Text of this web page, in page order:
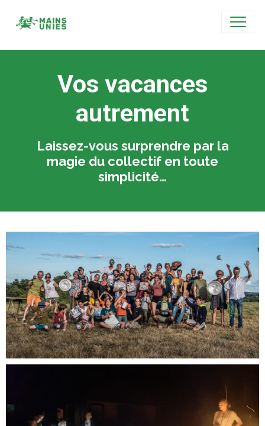
Vos vacances
autrement
Laissez-vous surprendre par la
magie du collectif en toute
simplicité…